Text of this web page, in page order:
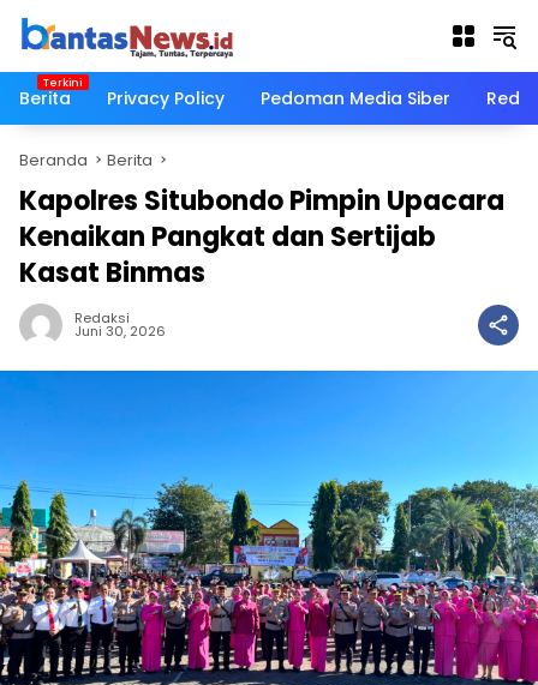
Langsung
Berita
Privacy Policy Pedoman Media Siber
Beranda Berita
Kapolres Situbondo Pimpin Upacara
Kenaikan Pangkat dan Sertijab
Kasat Binmas
Redaksi
Juni 30, 2026